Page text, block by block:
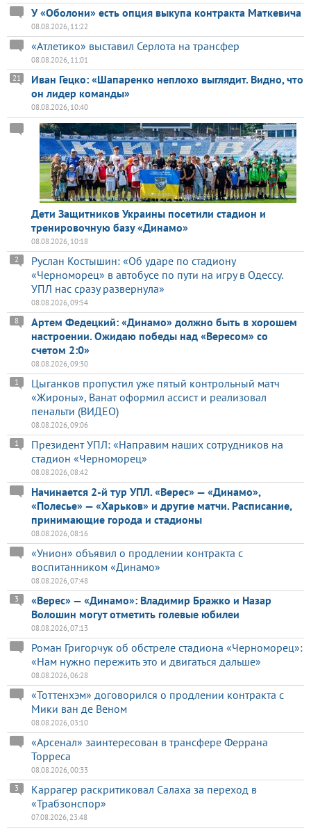
У «Оболони» есть опция выкупа контракта Маткевича
08.08.2026, 11:22
«Атлетико» выставил Серлота на трансфер
08.08.2026, 11:01
Иван Гецко: «Шапаренко неплохо выглядит. Видно, что
он лидер команды»
21
08.08.2026, 10:40
Дети Защитников Украины посетили стадион и
тренировочную базу «Динамо»
08.08.2026, 10:18
Руслан Костышин: «Об ударе по стадиону
«Черноморец» в автобусе по пути на игру в Одессу.
УПЛ нас сразу развернула»
2
08.08.2026, 09:54
Артем Федецкий: «Динамо» должно быть в хорошем
настроении. Ожидаю победы над «Вересом» со
счетом 2:0»
8
08.08.2026, 09:30
Цыганков пропустил уже пятый контрольный матч
«Жироны», Ванат оформил ассист и реализовал
пенальти (ВИДЕО)
1
08.08.2026, 09:06
Президент УПЛ: «Направим наших сотрудников на
стадион «Черноморец»
1
08.08.2026, 08:42
Начинается 2-й тур УПЛ. «Верес» — «Динамо»,
«Полесье» — «Харьков» и другие матчи. Расписание,
принимающие города и стадионы
08.08.2026, 08:16
«Унион» объявил о продлении контракта с
воспитанником «Динамо»
08.08.2026, 07:48
«Верес» — «Динамо»: Владимир Бражко и Назар
Волошин могут отметить голевые юбилеи
3
08.08.2026, 07:13
Роман Григорчук об обстреле стадиона «Черноморец»:
«Нам нужно пережить это и двигаться дальше»
08.08.2026, 06:28
«Тоттенхэм» договорился о продлении контракта с
Мики ван де Веном
08.08.2026, 03:10
«Арсенал» заинтересован в трансфере Феррана
Торреса
08.08.2026, 00:33
Каррагер раскритиковал Салаха за переход в
«Трабзонспор»
3
07.08.2026, 23:48